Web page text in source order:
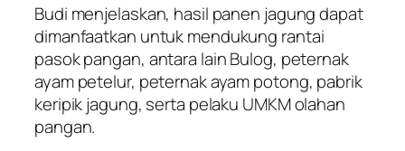
Budi menjelaskan, hasil panen jagung dapat
dimanfaatkan untuk mendukung rantai
pasok pangan, antara lain Bulog, peternak
ayam petelur, peternak ayam potong, pabrik
keripik jagung, serta pelaku UMKM olahan
pangan.